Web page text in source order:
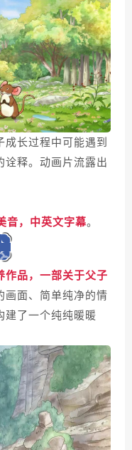
成长过程中可能遇到
诠释。动画片流露出
音，中英文字幕。
作品，一部关于父子
画面、简单纯净的情
建了一个纯纯暖暖